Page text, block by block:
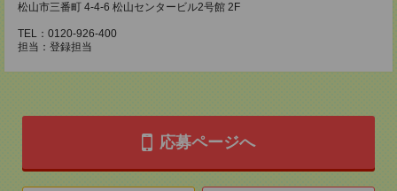
松山市三番町 4-4-6 松山センタービル2号館 2F
TEL：0120-926-400
担当：登録担当
応募ページへ